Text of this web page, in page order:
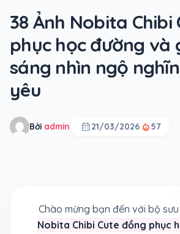
38 Ảnh Nobita Chibi
phục học đường và
sáng nhìn ngộ
yêu
Bởi admin calendar_month21/03/2026 local_fire_department57
Chào mừng bạn đến với bộ
Nobita Chibi Cute đồng phục